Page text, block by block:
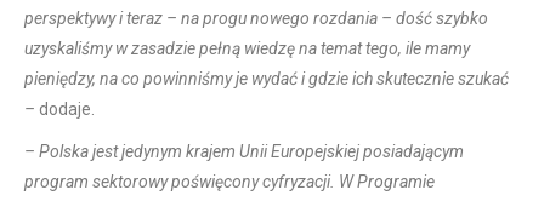
perspektywy i teraz – na progu nowego rozdania – dość szybko
uzyskaliśmy w zasadzie pełną wiedzę na temat tego, ile mamy
pieniędzy, na co powinniśmy je wydać i gdzie ich skutecznie szukać
– dodaje.
– Polska jest jedynym krajem Unii Europejskiej posiadającym
program sektorowy poświęcony cyfryzacji. W Programie